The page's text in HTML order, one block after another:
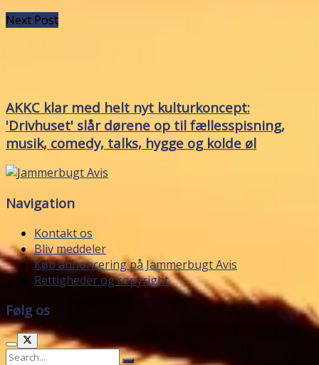
Next Post
AKKC klar med helt nyt kulturkoncept:
'Drivhuset' slår dørene op til fællesspisning,
musik, comedy, talks, hygge og kolde øl
Navigation
Kontakt os
Bliv meddeler
Køb annoncering på Jammerbugt Avis
Rettigheder og copyright
Følg os